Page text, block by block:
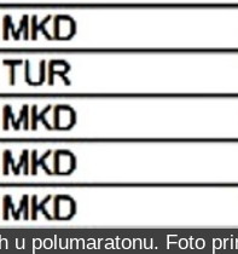
u polumaratonu. Foto